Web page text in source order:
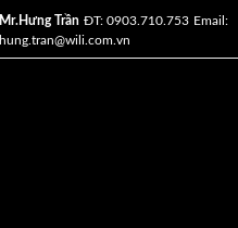
Mr.Hưng Trần ĐT: 0903.710.753 Email:
hung.tran@wili.com.vn